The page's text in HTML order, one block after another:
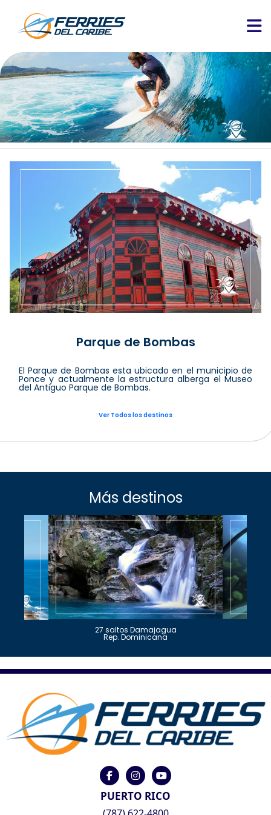
Parque de Bombas
El Parque de Bombas esta ubicado en el municipio de
Ponce y actualmente la estructura alberga el Museo
del Antiguo Parque de Bombas.
Ver Todos los destinos
Más destinos
27 saltos Damajagua
Rep. Dominicana
PUERTO RICO